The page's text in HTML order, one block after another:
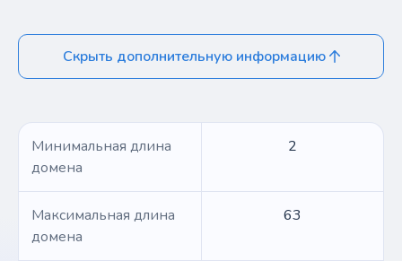
Скрыть дополнительную информацию
Минимальная длина
домена
2
Максимальная длина
домена
63